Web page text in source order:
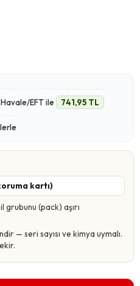
Havale/EFT ile 741,95 TL
kartı)
grubunu (pack) aşırı
— seri sayısı ve kimya uymalı.